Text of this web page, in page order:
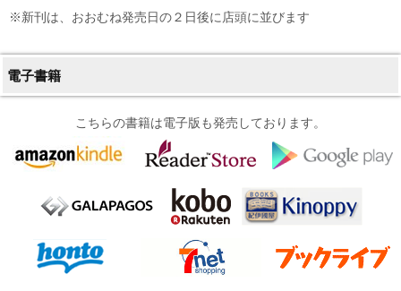
※新刊は、おおむね発売日の２日後に店頭に並びます
電子書籍
こちらの書籍は電子版も発売しております。